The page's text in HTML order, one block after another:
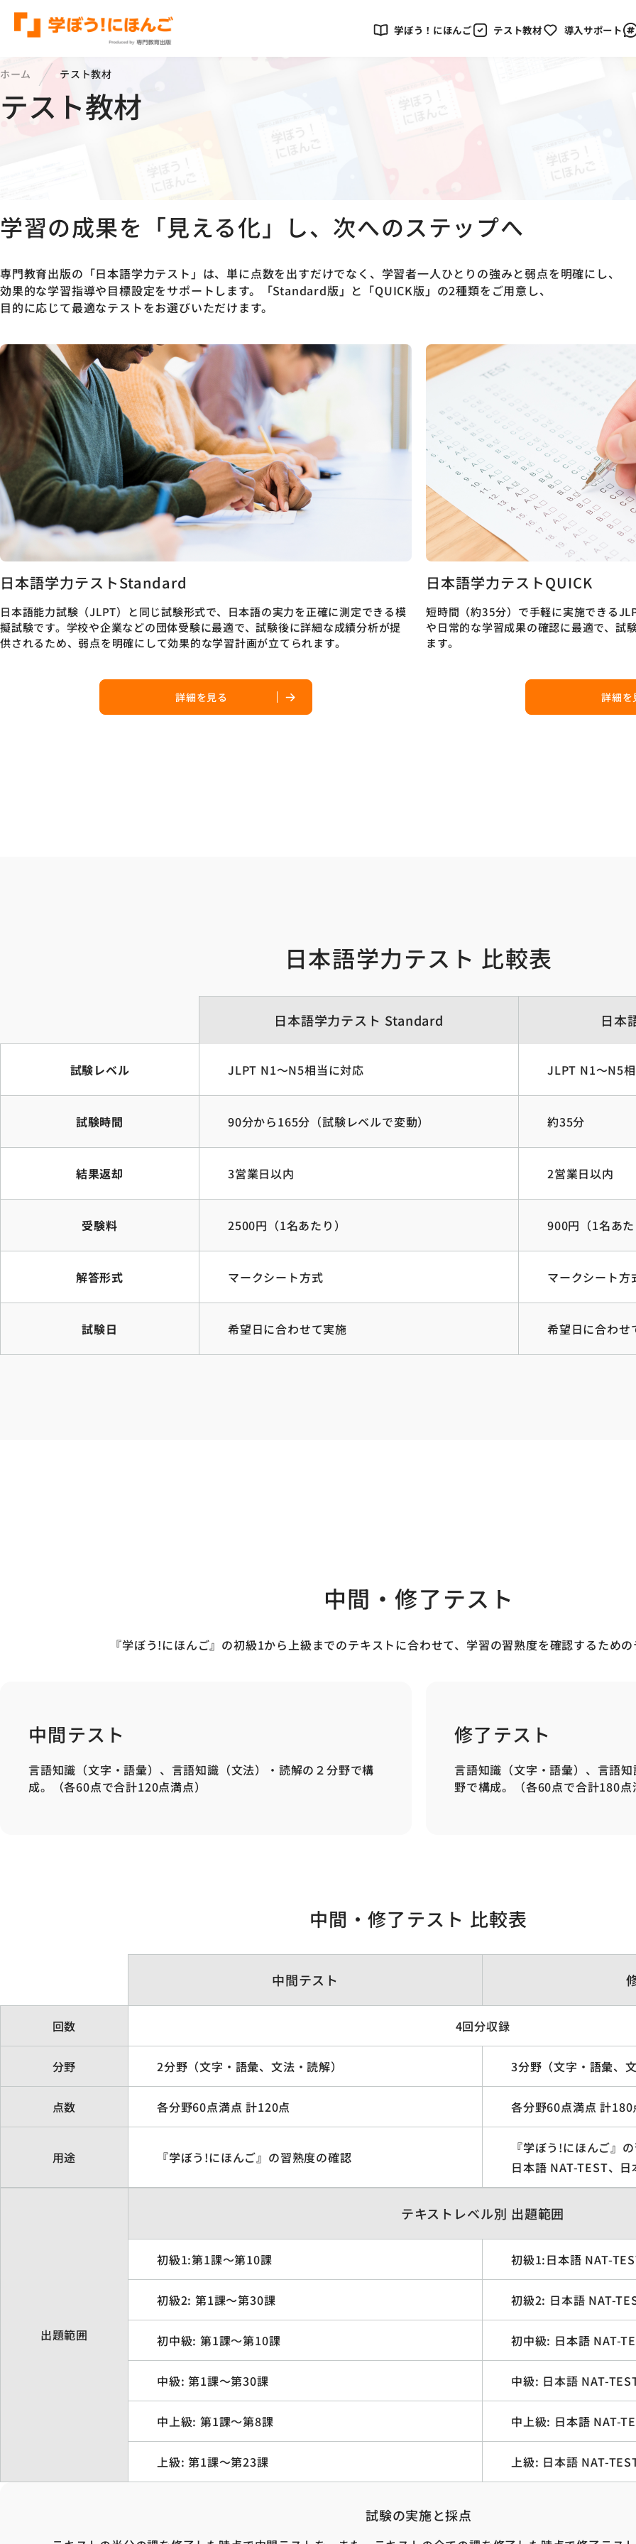
学ぼう！にほんご テスト教材 導入サポート
ホーム テスト教材
テスト教材
学習の成果を「見える化」し、次へのステップへ
専門教育出版の「日本語学力テスト」は、単に点数を出すだけでなく、学習者一人ひとりの強みと弱点を明確にし、
効果的な学習指導や目標設定をサポートします。「Standard版」と「QUICK版」の2種類をご用意し、
目的に応じて最適なテストをお選びいただけます。
日本語学力テストStandard
日本語能力試験（JLPT）と同じ試験形式で、日本語の実力を正確に測定できる模
擬試験です。学校や企業などの団体受験に最適で、試験後に詳細な成績分析が提
供されるため、弱点を明確にして効果的な学習計画が立てられます。
詳細を見る
日本語学力テストQUICK
短時間（約35分）で手軽に実施できる
や日常的な学習成果の確認に最適で、試
ます。
詳細を
日本語学力テスト 比較表
試験レベル
試験時間
結果返却
受験料
解答形式
試験日
日本語学力テスト Standard
JLPT N1〜N5相当に対応
90分から165分（試験レベルで変動）
3営業日以内
2500円（1名あたり）
マークシート方式
希望日に合わせて実施
日本
JLPT N1〜N5
約35分
2営業日以内
900円（1名あ
マークシート方
希望日に合わせ
中間・修了テスト
『学ぼう!にほんご』の初級1から上級までのテキストに合わせて、学習の習熟度を確認するため
中間テスト
言語知識（文字・語彙）、言語知識（文法）・読解の２分野で構
成。（各60点で合計120点満点）
修了テスト
言語知識（文字・語彙）、言語
野で構成。（各60点で合計180点
中間・修了テスト 比較表
中間テスト
回数 4回分収録
分野 2分野（文字・語彙、文法・読解） 3分野（文字・語彙、
点数 各分野60点満点 計120点 各分野60点満点 計180
用途 『学ぼう!にほんご』の習熟度の確認
『学ぼう!にほんご』
日本語 NAT-TEST、
出題範囲
テキストレベル別 出題範囲
初級1:第1課～第10課 初級1:日本語 NAT-
初級2: 第1課～第30課 初級2: 日本語 NAT-
初中級: 第1課～第10課 初中級: 日本語 NAT-
中級: 第1課～第30課 中級: 日本語 NAT-
中上級: 第1課～第8課 中上級: 日本語 NAT-
上級: 第1課～第23課 上級: 日本語 NAT-
試験の実施と採点